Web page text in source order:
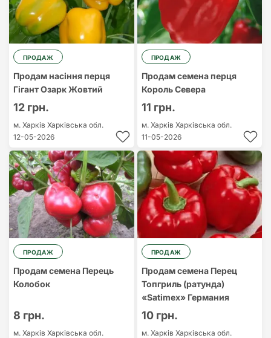
ПРОДАЖ
Продам насіння перця
Гігант Озарк Жовтий
12 грн.
м. Харків Харківська обл.
12-05-2026
ПРОДАЖ
Продам семена перця
Король Севера
11 грн.
м. Харків Харківська обл.
11-05-2026
ПРОДАЖ
Продам семена Перець
Колобок
8 грн.
м. Харків Харківська обл.
ПРОДАЖ
Продам семена Перец
Топгриль (ратунда)
«Satimex» Германия
10 грн.
м. Харків Харківська обл.